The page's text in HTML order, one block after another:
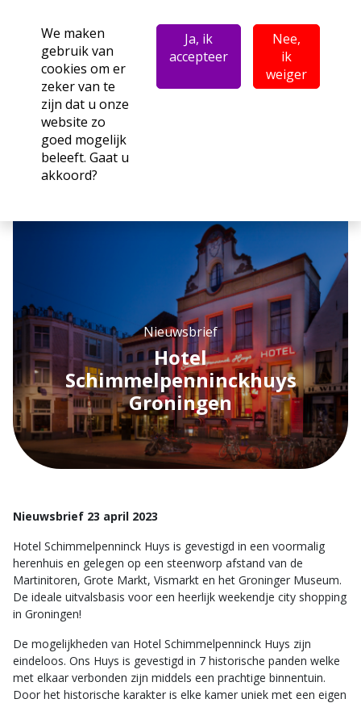
We maken
gebruik van
cookies om er
zeker van te
zijn dat u onze
website zo
goed mogelijk
beleeft. Gaat u
akkoord?
Ja, ik
accepteer
Nee,
ik
weiger
Nieuwsbrief
Hotel
Schimmelpenninckhuys
Groningen
Nieuwsbrief 23 april 2023
Hotel Schimmelpenninck Huys is gevestigd in een voormalig
herenhuis en gelegen op een steenworp afstand van de
Martinitoren, Grote Markt, Vismarkt en het Groninger Museum.
De ideale uitvalsbasis voor een heerlijk weekendje city shopping
in Groningen!
De mogelijkheden van Hotel Schimmelpenninck Huys zijn
eindeloos. Ons Huys is gevestigd in 7 historische panden welke
met elkaar verbonden zijn middels een prachtige binnentuin.
Door het historische karakter is elke kamer uniek met een eigen